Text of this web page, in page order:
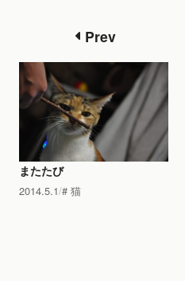
Prev
またたび
2014.5.1 猫